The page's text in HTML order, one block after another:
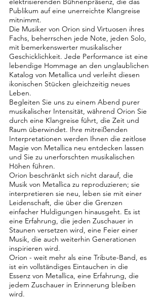
Publikum auf eine unerreichte Klangreise
mitnimmt.
Die Musiker von Orion sind Virtuosen ihres
Fachs, beherrschen jede Note, jeden Solo,
mit bemerkenswerter musikalischer
Geschicklichkeit. Jede Performance ist eine
lebendige Hommage an den unglaublichen
Katalog von Metallica und verleiht diesen
ikonischen Stücken gleichzeitig neues
Leben.
Begleiten Sie uns zu einem Abend purer
musikalischer Intensität, während Orion Sie
durch eine Klangreise führt, die Zeit und
Raum überwindet. Ihre mitreißenden
Interpretationen werden Ihnen die zeitlose
Magie von Metallica neu entdecken lassen
und Sie zu unerforschten musikalischen
Höhen führen.
Orion beschränkt sich nicht darauf, die
Musik von Metallica zu reproduzieren; sie
interpretieren sie neu, leben sie mit einer
Leidenschaft, die über die Grenzen
einfacher Huldigungen hinausgeht. Es ist
eine Erfahrung, die jeden Zuschauer in
Staunen versetzen wird, eine Feier einer
Musik, die auch weiterhin Generationen
inspirieren wird.
Orion - weit mehr als eine Tribute-Band, es
ist ein vollständiges Eintauchen in die
Essenz von Metallica, eine Erfahrung, die
jedem Zuschauer in Erinnerung bleiben
wird.